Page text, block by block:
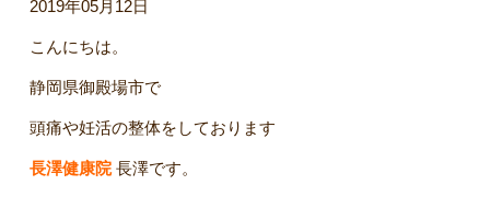
2019年05月12日
こんにちは。
静岡県御殿場市で
頭痛や妊活の整体をしております
長澤健康院長澤です。